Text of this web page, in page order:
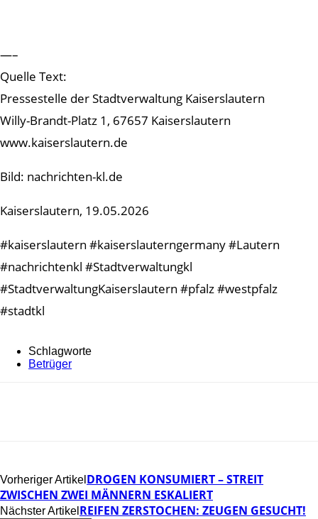
—–
Quelle Text:
Pressestelle der Stadtverwaltung Kaiserslautern
Willy-Brandt-Platz 1, 67657 Kaiserslautern
www.kaiserslautern.de
Bild: nachrichten-kl.de
Kaiserslautern, 19.05.2026
#kaiserslautern #kaiserslauterngermany #Lautern
#nachrichtenkl #Stadtverwaltungkl
#StadtverwaltungKaiserslautern #pfalz #westpfalz
#stadtkl
Schlagworte
Betrüger
Vorheriger Artikel DROGEN KONSUMIERT – STREIT
ZWISCHEN ZWEI MÄNNERN ESKALIERT
Nächster Artikel REIFEN ZERSTOCHEN: ZEUGEN GESUCHT!